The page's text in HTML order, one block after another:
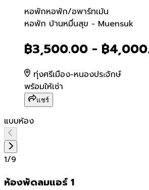
หอพักหอพัก/อพาร์ทเม้น
หอพัก บ้านหมื่นสุ
หอพัก บ้านหมื่นสุข - Muensuk
฿3,500.00 - ฿
ทุ่งศรีเมือง-หนองประจักษ์
พร้อมให้เช่า
แชร์
แบบห้อง
1/9
ห้องพัดลมแอร์ 1